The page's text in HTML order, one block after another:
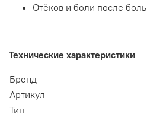
Отёков и боли после
Технические характеристики
Бренд
Артикул
Тип